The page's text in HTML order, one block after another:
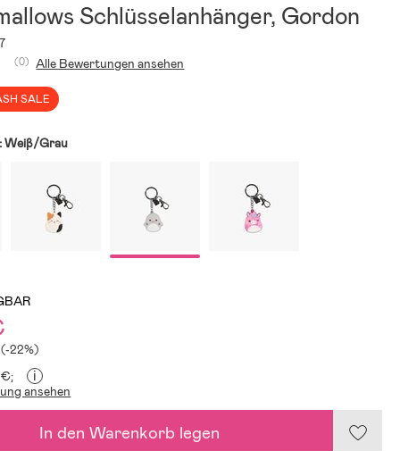
Schlüsselanhänger, Gordon
SALE
(0) Alle Bewertungen ansehen
Weiβ/Grau
22%)
€;
i
ansehen
In den Warenkorb legen